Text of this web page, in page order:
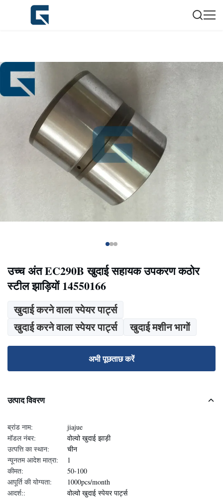
उच्च अंत EC290B खुदाई सहायक उपकरण कठोर
स्टील झाड़ियों 14550166
खुदाई करने वाला स्पेयर पार्ट्स
खुदाई करने वाला स्पेयर पार्ट्स
खुदाई मशीन भागों
अभी पूछताछ करें
उत्पाद विवरण
ब्रांड नाम:
jiajue
मॉडल नंबर:
वोल्वो खुदाई झाड़ी
उत्पत्ति का स्थान:
चीन
न्यूनतम आदेश मात्रा:
1
कीमत:
50-100
आपूर्ति की योग्यता:
1000pcs/month
आदर्श::
वोल्वो खुदाई स्पेयर पार्ट्स